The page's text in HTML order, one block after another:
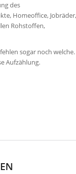
des
Homeoffice, Jobräder,
Rohstoffen,
sogar noch welche.
Aufzählung.